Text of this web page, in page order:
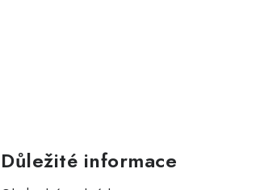
Důležité informace